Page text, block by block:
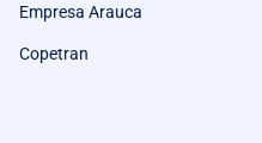
Empresa Arauca
Copetran